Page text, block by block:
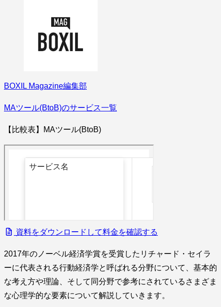
BOXIL Magazine編集部
MAツール(BtoB)のサービス一覧
【比較表】MAツール(BtoB)
資料をダウンロードして料金を確認する
2017年のノーベル経済学賞を受賞したリチャード・セイラ
ーに代表される行動経済学と呼ばれる分野について、基本的
な考え方や理論、そして同分野で参考にされているさまざま
な心理学的な要素について解説していきます。